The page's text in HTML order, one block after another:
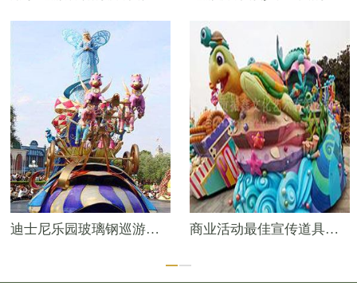
迪士尼乐园玻璃钢巡游彩车——艾莎公主与米妮 商业活动最佳宣传道具——动物玻璃钢彩车